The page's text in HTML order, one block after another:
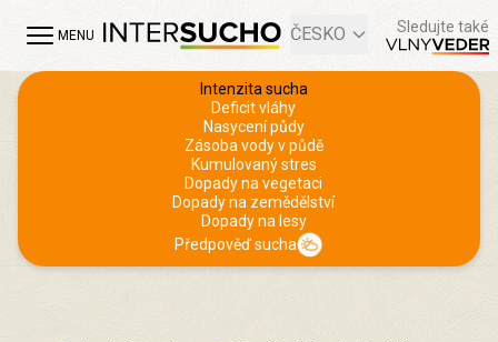
MENU ČESKO Sledujte také
Intenzita sucha
Deficit vláhy
Nasycení půdy
Zásoba vody v půdě
Kumulovaný stres
Dopady na vegetaci
Dopady na zemědělství
Dopady na lesy
Předpověď sucha